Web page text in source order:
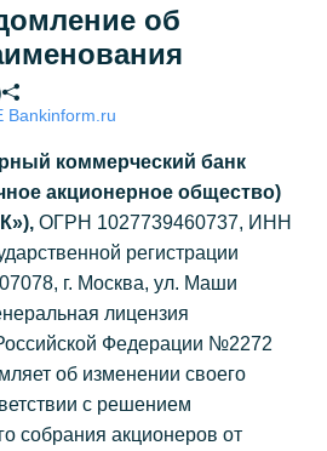
об
коммерческий банк
акционерное общество)
ОГРН 1027739460737, ИНН
регистрации
г. Москва, ул. Маши
лицензия
Федерации №2272
об изменении своего
с решением
собрания акционеров от